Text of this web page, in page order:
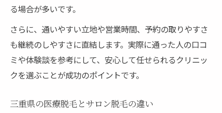
る場合が多いです。
さらに、通いやすい立地や営業時間、予約の取りやすさ
も継続のしやすさに直結します。実際に通った人の口コ
ミや体験談を参考にして、安心して任せられるクリニッ
クを選ぶことが成功のポイントです。
三重県の医療脱毛とサロン脱毛の違い